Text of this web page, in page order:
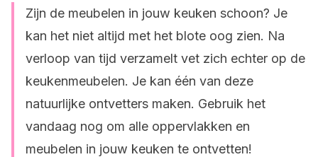
Zijn de meubelen in jouw keuken schoon? Je
kan het niet altijd met het blote oog zien. Na
verloop van tijd verzamelt vet zich echter op de
keukenmeubelen. Je kan één van deze
natuurlijke ontvetters maken. Gebruik het
vandaag nog om alle oppervlakken en
meubelen in jouw keuken te ontvetten!